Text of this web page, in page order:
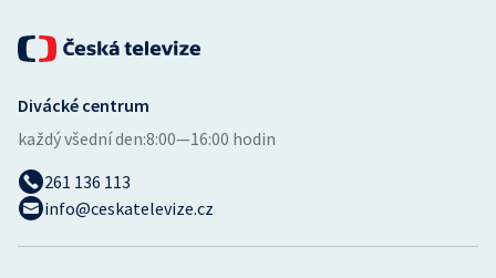
Divácké centrum
každý všední den:8:00—16:00 hodin
261 136 113
info@ceskatelevize.cz